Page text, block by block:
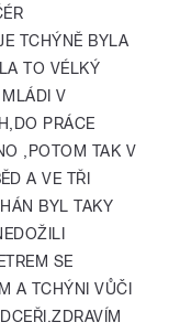
TCHÝNĚ BYLA
TO VÉLKÝ
V
PRÁCE
,POTOM TAK V
A VE TŘI
BYL TAKY
SE
A TCHÝNI VŮČI